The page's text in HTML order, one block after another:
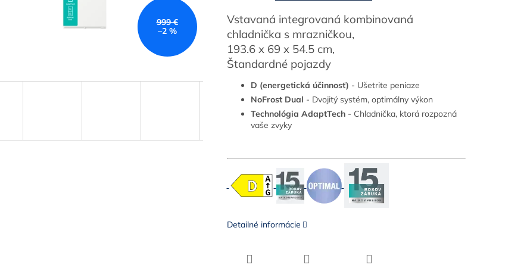
999 €
–2 %
Vstavaná integrovaná kombinovaná
chladnička s mrazničkou,
193.6 x 69 x 54.5 cm,
Štandardné pojazdy
D (energetická účinnosť) - Ušetrite peniaze
NoFrost Dual - Dvojitý systém, optimálny výkon
Technológia AdaptTech - Chladnička, ktorá rozpozná
vaše zvyky
Detailné informácie